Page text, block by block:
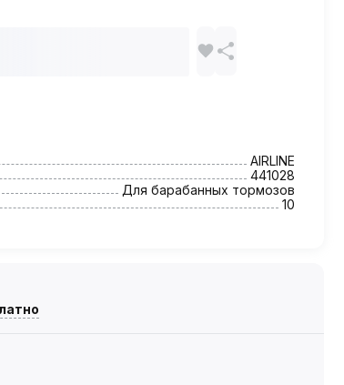
AIRLINE
441028
Для барабанных тормозов
10